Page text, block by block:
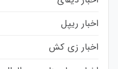
اخبار ریپل
اخبار زی کش